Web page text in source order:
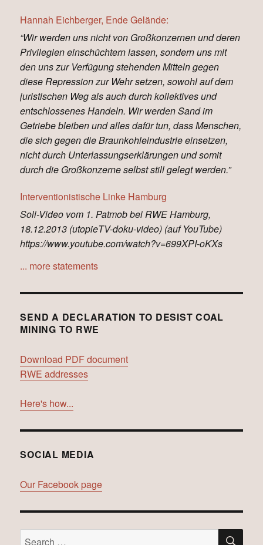
Hannah Eichberger, Ende Gelände:
“Wir werden uns nicht von Großkonzernen und deren
Privilegien einschüchtern lassen, sondern uns mit
den uns zur Verfügung stehenden Mitteln gegen
diese Repression zur Wehr setzen, sowohl auf dem
juristischen Weg als auch durch kollektives und
entschlossenes Handeln. Wir werden Sand im
Getriebe bleiben und alles dafür tun, dass Menschen,
die sich gegen die Braunkohleindustrie einsetzen,
nicht durch Unterlassungserklärungen und somit
durch die Großkonzerne selbst still gelegt werden.”
Interventionistische Linke Hamburg
Soli-Video vom 1. Patmob bei RWE Hamburg,
18.12.2013 (utopieTV-doku-video) (auf YouTube)
https://www.youtube.com/watch?v=699XPI-oKXs
... more statements
SEND A DECLARATION TO DESIST COAL
MINING TO RWE
Download PDF document
RWE addresses
Here's how...
SOCIAL MEDIA
Our Facebook page
Search